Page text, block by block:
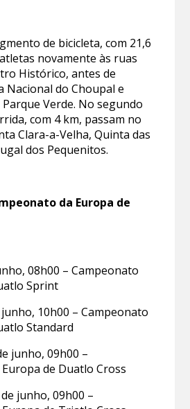
de bicicleta, com 21,6
novamente às ruas
Histórico, antes de
Nacional do Choupal e
Verde. No segundo
com 4 km, passam no
Clara-a-Velha, Quinta das
dos Pequenitos.
da Europa de
08h00 – Campeonato
Sprint
10h00 – Campeonato
Standard
junho, 09h00 –
de Duatlo Cross
junho, 09h00 –